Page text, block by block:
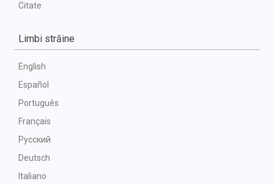
Citate
Limbi străine
English
Español
Português
Français
Русский
Deutsch
Italiano